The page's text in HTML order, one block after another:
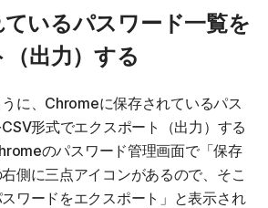
いるパスワード一覧を
出力）する
に、Chromeに保存されているパス
形式でエクスポート（出力）する
のパスワード管理画面で「保存
側に三点アイコンがあるので、そこ
ワードをエクスポート」と表示され